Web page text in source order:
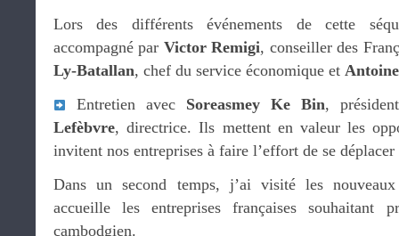
Lors des différents événements de cette
accompagné par Victor Remigi, conseiller des
Ly-Batallan, chef du service économique et
Entretien avec Soreasmey Ke Bin,
Lefèbvre, directrice. Ils mettent en valeur les
invitent nos entreprises à faire l’effort de se
Dans un second temps, j’ai visité les
accueille les entreprises françaises souhaitant
cambodgien.